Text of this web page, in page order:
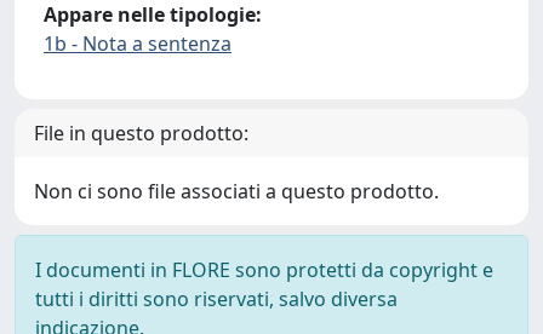
Appare nelle tipologie:
1b - Nota a sentenza
File in questo prodotto:
Non ci sono file associati a questo prodotto.
I documenti in FLORE sono protetti da copyright e
tutti i diritti sono riservati, salvo diversa
indicazione.